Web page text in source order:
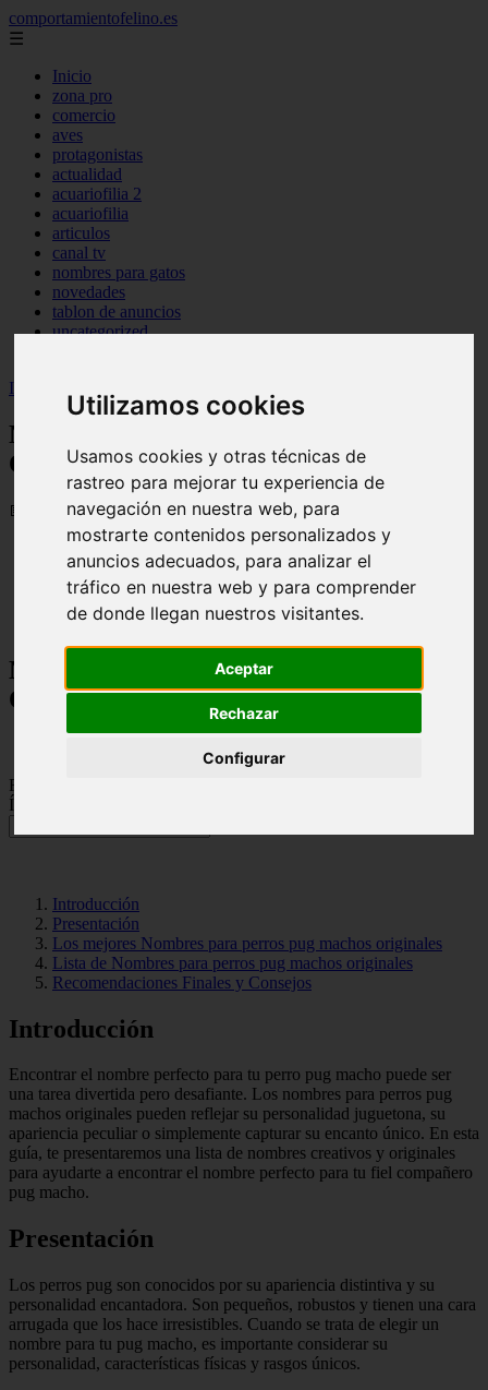
Utilizamos cookies
Usamos cookies y otras técnicas de
rastreo para mejorar tu experiencia de
navegación en nuestra web, para
mostrarte contenidos personalizados y
anuncios adecuados, para analizar el
tráfico en nuestra web y para comprender
de donde llegan nuestros visitantes.
Aceptar
Rechazar
Configurar
comportamientofelino.es
☰
Inicio
zona pro
comercio
aves
protagonistas
actualidad
acuariofilia 2
acuariofilia
articulos
canal tv
nombres para gatos
novedades
tablon de anuncios
uncategorized
Inicio
Nombres para Perros Pug Machos
Originales
📅 12/06/2025
Nombres para Perros
Nombres para Perros Pug Machos Originales
Nombres para Perros Pug Machos
Originales
Rate this post
Índice de Contenido 🐾
Introducción
Presentación
Los mejores Nombres para perros pug machos originales
Lista de Nombres para perros pug machos originales
Recomendaciones Finales y Consejos
Introducción
Encontrar el nombre perfecto para tu perro pug macho puede ser
una tarea divertida pero desafiante. Los nombres para perros pug
machos originales pueden reflejar su personalidad juguetona, su
apariencia peculiar o simplemente capturar su encanto único. En esta
guía, te presentaremos una lista de nombres creativos y originales
para ayudarte a encontrar el nombre perfecto para tu fiel compañero
pug macho.
Presentación
Los perros pug son conocidos por su apariencia distintiva y su
personalidad encantadora. Son pequeños, robustos y tienen una cara
arrugada que los hace irresistibles. Cuando se trata de elegir un
nombre para tu pug macho, es importante considerar su
personalidad, características físicas y rasgos únicos.